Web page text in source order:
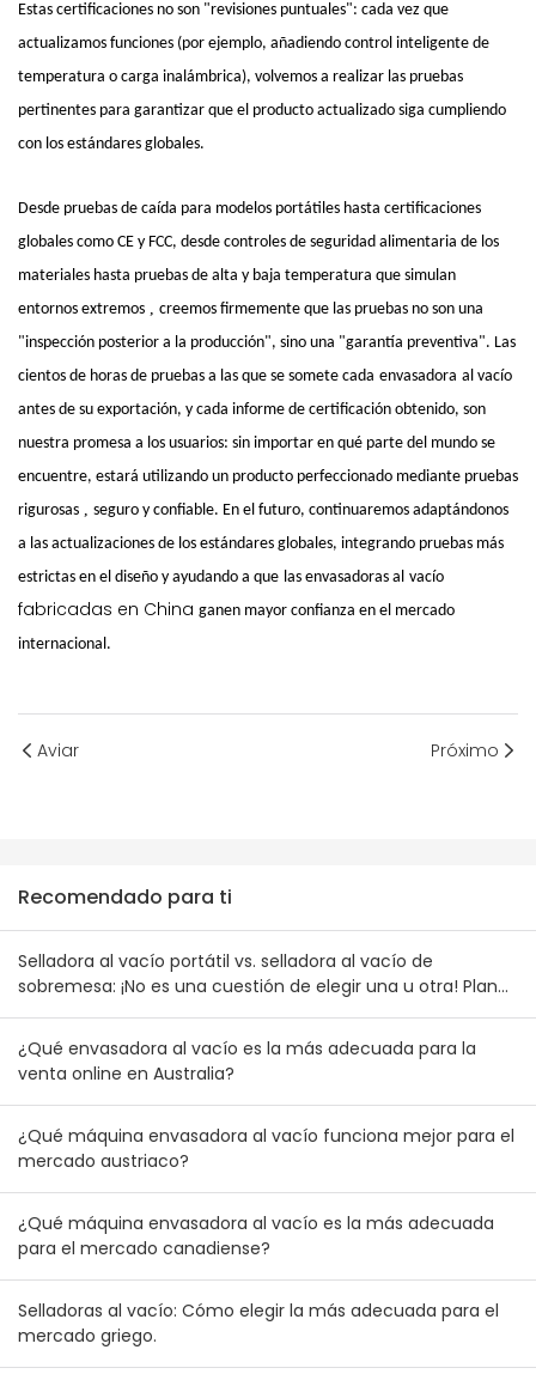
Estas certificaciones no son "revisiones puntuales": cada vez que
actualizamos funciones (por ejemplo, añadiendo control inteligente de
temperatura o carga inalámbrica), volvemos a realizar las pruebas
pertinentes para garantizar que el producto actualizado siga cumpliendo
con los estándares globales.
Desde pruebas de caída para modelos portátiles hasta certificaciones
globales como CE y FCC, desde controles de seguridad alimentaria de los
materiales hasta pruebas de alta y baja temperatura que simulan
entornos extremos , creemos firmemente que las pruebas no son una
"inspección posterior a la producción", sino una "garantía preventiva". Las
cientos de horas de pruebas a las que se somete cada envasadora al vacío
antes de su exportación, y cada informe de certificación obtenido, son
nuestra promesa a los usuarios: sin importar en qué parte del mundo se
encuentre, estará utilizando un producto perfeccionado mediante pruebas
rigurosas , seguro y confiable. En el futuro, continuaremos adaptándonos
a las actualizaciones de los estándares globales, integrando pruebas más
estrictas en el diseño y ayudando a que las envasadoras al vacío
fabricadas en China ganen mayor confianza en el mercado
internacional.
Aviar Próximo
Recomendado para ti
Selladora al vacío portátil vs. selladora al vacío de
sobremesa: ¡No es una cuestión de elegir una u otra! Plan
de combinación de inventario para mayoristas australianos
y neozelandeses
¿Qué envasadora al vacío es la más adecuada para la
venta online en Australia?
¿Qué máquina envasadora al vacío funciona mejor para el
mercado austriaco?
¿Qué máquina envasadora al vacío es la más adecuada
para el mercado canadiense?
Selladoras al vacío: Cómo elegir la más adecuada para el
mercado griego.